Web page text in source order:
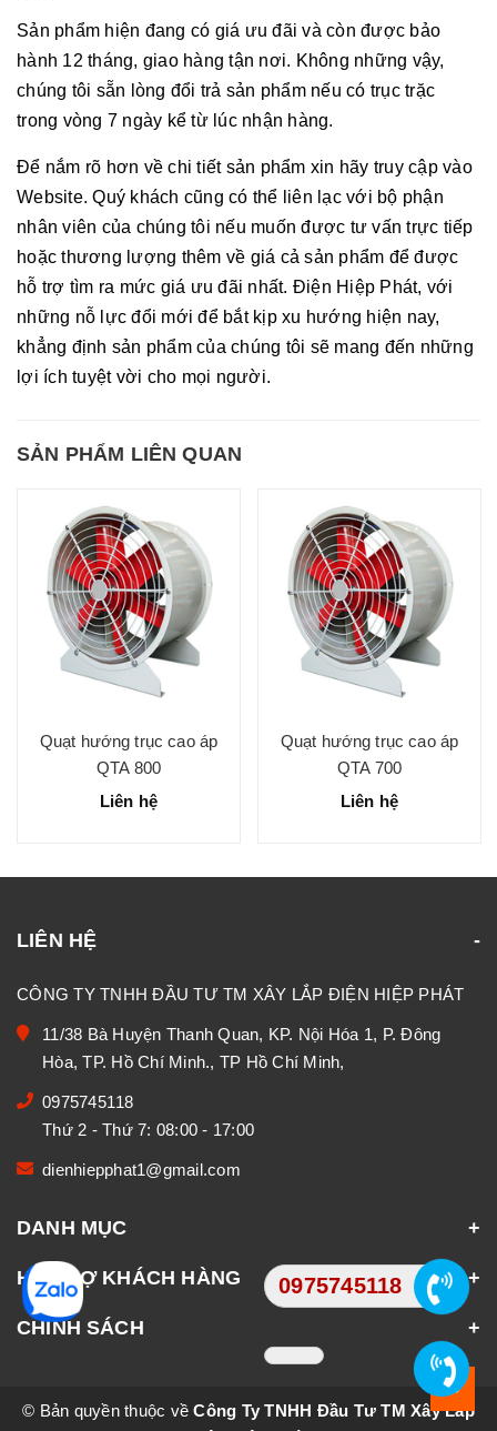
Sản phẩm hiện đang có giá ưu đãi và còn được bảo
hành 12 tháng, giao hàng tận nơi. Không những vậy,
chúng tôi sẵn lòng đổi trả sản phẩm nếu có trục trặc
trong vòng 7 ngày kể từ lúc nhận hàng.
Để nắm rõ hơn về chi tiết sản phẩm xin hãy truy cập vào
Website. Quý khách cũng có thể liên lạc với bộ phận
nhân viên của chúng tôi nếu muốn được tư vấn trực tiếp
hoặc thương lượng thêm về giá cả sản phẩm để được
hỗ trợ tìm ra mức giá ưu đãi nhất. Điện Hiệp Phát, với
những nỗ lực đổi mới để bắt kịp xu hướng hiện nay,
khẳng định sản phẩm của chúng tôi sẽ mang đến những
lợi ích tuyệt vời cho mọi người.
SẢN PHẨM LIÊN QUAN
Quạt hướng trục cao áp
QTA 800
Liên hệ
Quạt hướng trục cao áp
QTA 700
Liên hệ
LIÊN HỆ
CÔNG TY TNHH ĐẦU TƯ TM XÂY LẮP ĐIỆN HIỆP PHÁT
11/38 Bà Huyện Thanh Quan, KP. Nội Hóa 1, P. Đông
Hòa, TP. Hồ Chí Minh., TP Hồ Chí Minh,
0975745118
Thứ 2 - Thứ 7: 08:00 - 17:00
dienhiepphat1@gmail.com
DANH MỤC
HỖ TRỢ KHÁCH HÀNG
CHÍNH SÁCH
© Bản quyền thuộc vềCông Ty TNHH Đầu Tư TM Xây Lắp
0975745118